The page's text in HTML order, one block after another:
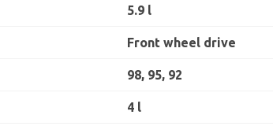
5.9 l
Front wheel drive
98, 95, 92
4 l